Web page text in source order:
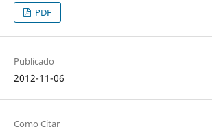
PDF
Publicado
2012-11-06
Como Citar